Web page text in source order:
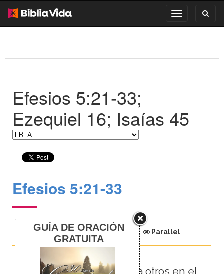
Toggle
navigation
Efesios 5:21-33;
Ezequiel 16; Isaías 45
Efesios 5:21-33
Chapter Parallel
sometiéndoos unos a otros en el